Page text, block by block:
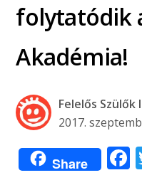
folytatódik
Akadémia!
Felelős Szülők
2017.
Share